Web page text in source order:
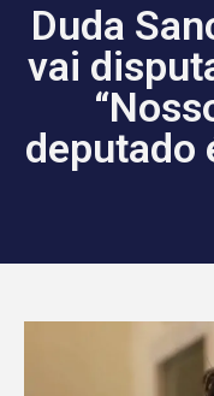
Duda
vai
deputado